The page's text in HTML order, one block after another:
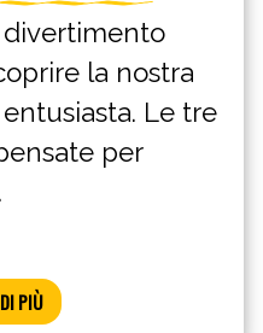
divertimento
la nostra
Le tre
per
PIÙ